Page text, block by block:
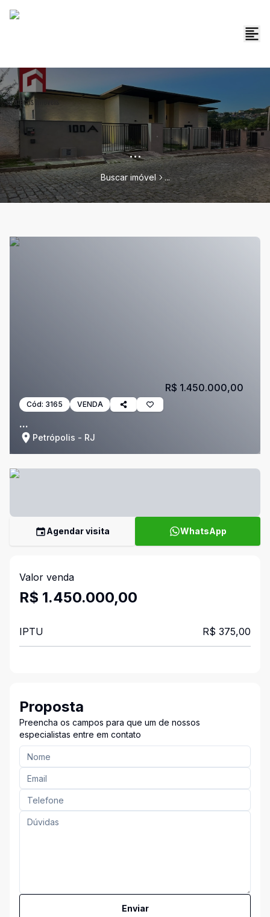
...
Buscar imóvel ...
Cód: 3165 VENDA
...
Petrópolis - RJ
R$ 1.450.000,00
Agendar visita WhatsApp
Valor venda
R$ 1.450.000,00
IPTU R$ 375,00
Proposta
Preencha os campos para que um de nossos
especialistas entre em contato
Enviar